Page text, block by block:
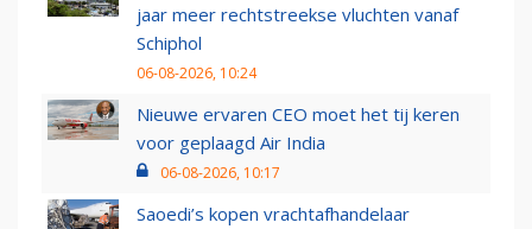
jaar meer rechtstreekse vluchten vanaf
Schiphol
06-08-2026, 10:24
Nieuwe ervaren CEO moet het tij keren
voor geplaagd Air India
06-08-2026, 10:17
Saoedi’s kopen vrachtafhandelaar